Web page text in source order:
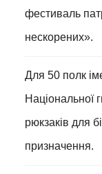
фестиваль
нескорених».
Для 50 полк
Національної
рюкзаків для
призначення.